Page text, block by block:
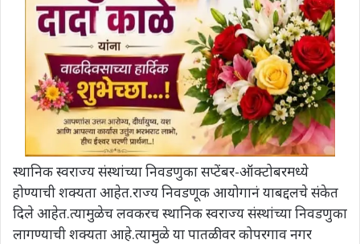
स्थानिक स्वराज्य संस्थांच्या निवडणुका सप्टेंबर-ऑक्टोबरमध्ये
होण्याची शक्यता आहेत.राज्य निवडणूक आयोगानं याबद्दलचे संकेत
दिले आहेत.त्यामुळेच लवकरच स्थानिक स्वराज्य संस्थांच्या निवडणुका
लागण्याची शक्यता आहे.त्यामुळे या पातळीवर कोपरगाव नगर